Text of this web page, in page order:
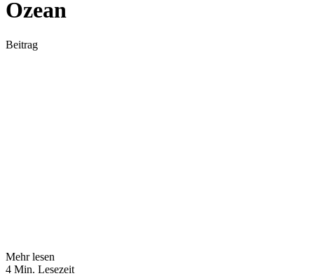
Ozean
Beitrag
Mehr lesen
4 Min. Lesezeit